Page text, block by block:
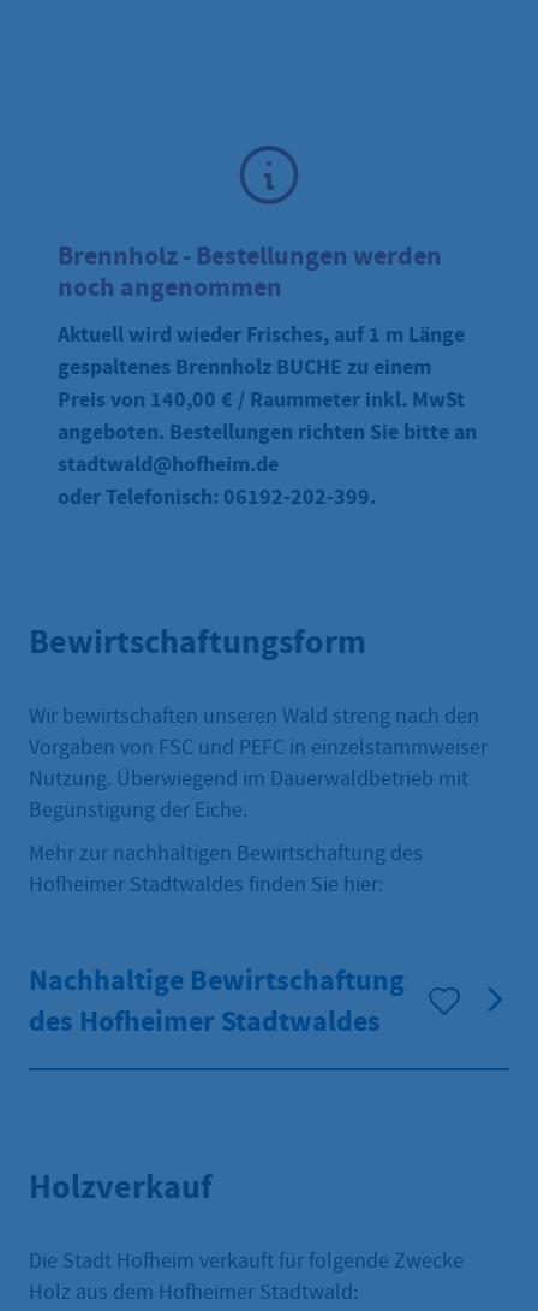
Brennholz - Bestellungen werden
noch angenommen
Aktuell wird wieder Frisches, auf 1 m Länge
gespaltenes Brennholz BUCHE zu einem
Preis von 140,00 € / Raummeter inkl. MwSt
angeboten. Bestellungen richten Sie bitte an
stadtwald@hofheim.de
oder Telefonisch: 06192-202-399.
Bewirtschaftungsform
Wir bewirtschaften unseren Wald streng nach den
Vorgaben von FSC und PEFC in einzelstammweiser
Nutzung. Überwiegend im Dauerwaldbetrieb mit
Begünstigung der Eiche.
Mehr zur nachhaltigen Bewirtschaftung des
Hofheimer Stadtwaldes finden Sie hier:
Nachhaltige Bewirtschaftung
des Hofheimer Stadtwaldes
Holzverkauf
Die Stadt Hofheim verkauft für folgende Zwecke
Holz aus dem Hofheimer Stadtwald: